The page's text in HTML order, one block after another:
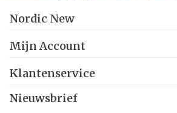
Nordic New
Mijn Account
Klantenservice
Nieuwsbrief